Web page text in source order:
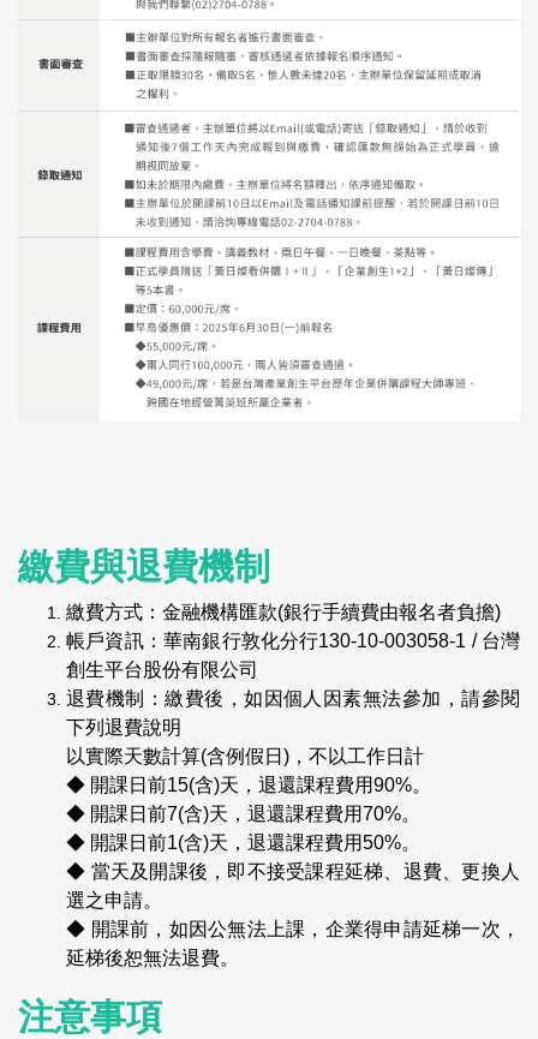
繳費與退費機制
繳費方式：金融機構匯款(銀行手續費由報名者負擔)
帳戶資訊：華南銀行敦化分行130-10-003058-1 / 台灣
創生平台股份有限公司
退費機制：繳費後，如因個人因素無法參加，請參閱
下列退費說明
以實際天數計算(含例假日)，不以工作日計
◆ 開課日前15(含)天，退還課程費用90%。
◆ 開課日前7(含)天，退還課程費用70%。
◆ 開課日前1(含)天，退還課程費用50%。
◆ 當天及開課後，即不接受課程延梯、退費、更換人
選之申請。
◆ 開課前，如因公無法上課，企業得申請延梯一次，
延梯後恕無法退費。
注意事項